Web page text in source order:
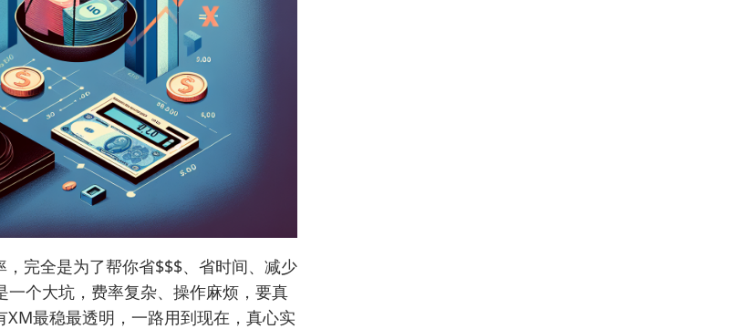
完全是为了帮你省$$$、省时间、减少
个大坑，费率复杂、操作麻烦，要真
最稳最透明，一路用到现在，真心实